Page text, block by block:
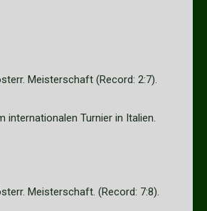
Meisterschaft (Record: 2:7).
internationalen Turnier in Italien.
Meisterschaft. (Record: 7:8).